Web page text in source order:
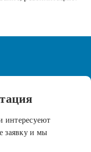
интересуеют
заявку и мы